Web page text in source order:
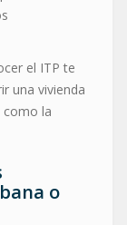
el ITP te
una vivienda
como la
o